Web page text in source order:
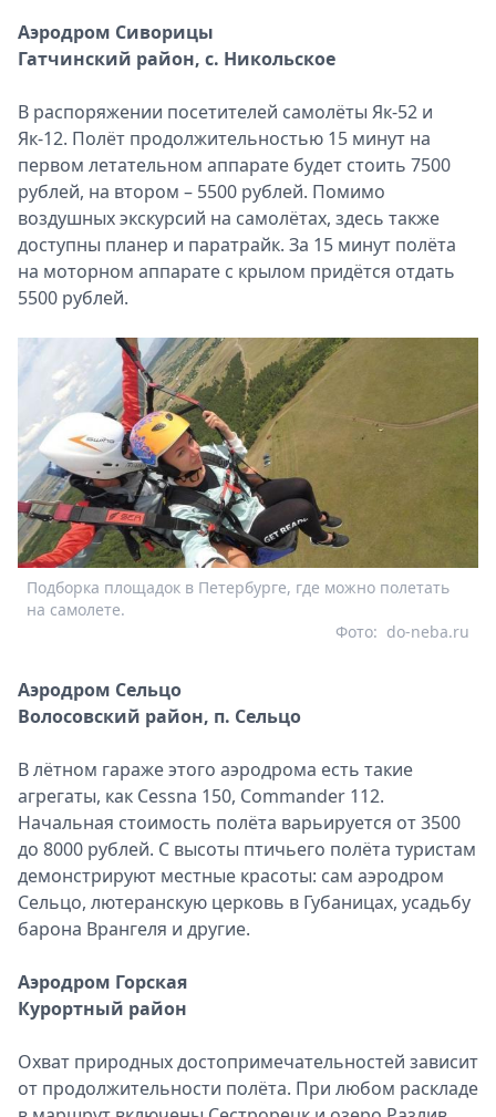
Аэродром Сиворицы
Гатчинский район, с. Никольское
В распоряжении посетителей самолёты Як-52 и
Як-12. Полёт продолжительностью 15 минут на
первом летательном аппарате будет стоить 7500
рублей, на втором – 5500 рублей. Помимо
воздушных экскурсий на самолётах, здесь также
доступны планер и паратрайк. За 15 минут полёта
на моторном аппарате с крылом придётся отдать
5500 рублей.
Подборка площадок в Петербурге, где можно полетать
на самолете.
do-neba.ru
Фото:
Аэродром Сельцо
Волосовский район, п. Сельцо
В лётном гараже этого аэродрома есть такие
агрегаты, как Cessna 150, Commander 112.
Начальная стоимость полёта варьируется от 3500
до 8000 рублей. С высоты птичьего полёта туристам
демонстрируют местные красоты: сам аэродром
Сельцо, лютеранскую церковь в Губаницах, усадьбу
барона Врангеля и другие.
Аэродром Горская
Курортный район
Охват природных достопримечательностей зависит
от продолжительности полёта. При любом раскладе